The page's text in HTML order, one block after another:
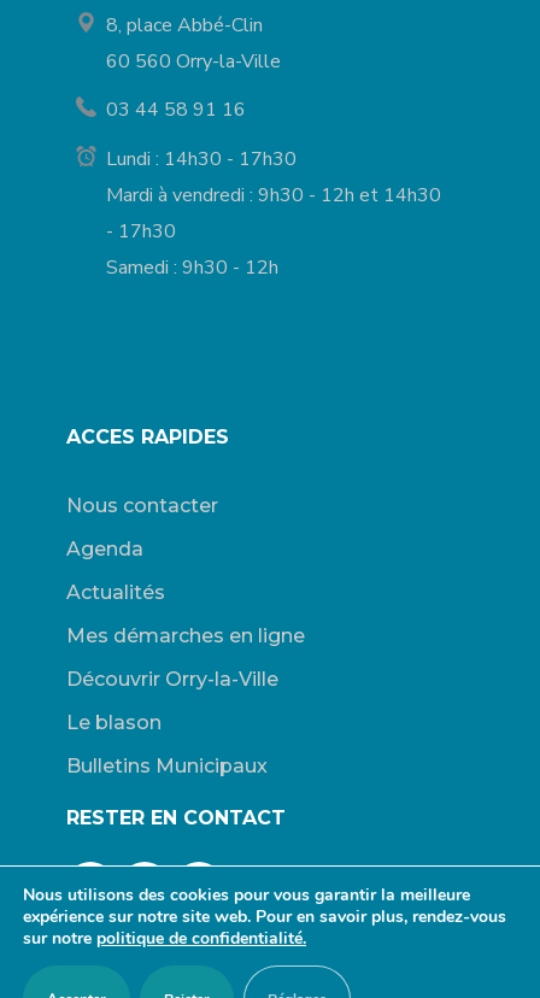
8, place Abbé-Clin
60 560 Orry-la-Ville
03 44 58 91 16
Lundi : 14h30 - 17h30
Mardi à vendredi : 9h30 - 12h et 14h30
- 17h30
Samedi : 9h30 - 12h
ACCES RAPIDES
Nous contacter
Agenda
Actualités
Mes démarches en ligne
Découvrir Orry-la-Ville
Le blason
Bulletins Municipaux
RESTER EN CONTACT
Connexion Mentions légales
Nous utilisons des cookies pour vous garantir la meilleure
expérience sur notre site web. Pour en savoir plus, rendez-vous
sur notre politique de confidentialité.